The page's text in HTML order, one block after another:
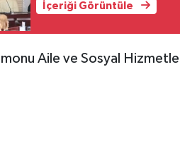
İçeriği Görüntüle
Aile ve Sosyal